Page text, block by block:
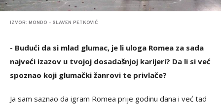
IZVOR: MONDO - SLAVEN PETKOVIĆ
- Budući da si mlad glumac, je li uloga Romea za sada
najveći izazov u tvojoj dosadašnjoj karijeri? Da li si već
spoznao koji glumački žanrovi te privlače?
Ja sam saznao da igram Romea prije godinu dana i već tad